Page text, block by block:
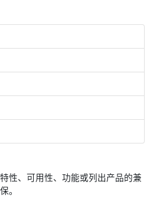
性、可用性、功能或列出产品的兼
。